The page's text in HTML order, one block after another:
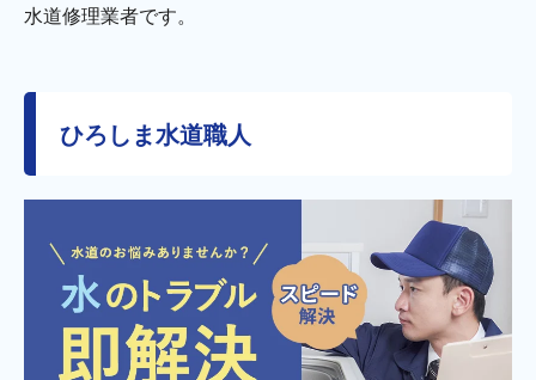
水道修理業者です。
ひろしま水道職人